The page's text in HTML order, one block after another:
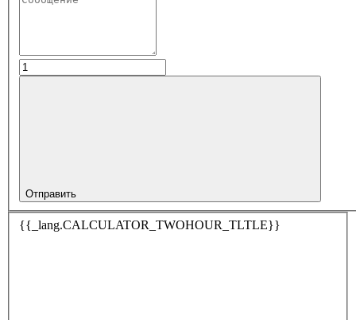
Отправить
{{_lang.CALCULATOR_TWOHOUR_TLTLE}}